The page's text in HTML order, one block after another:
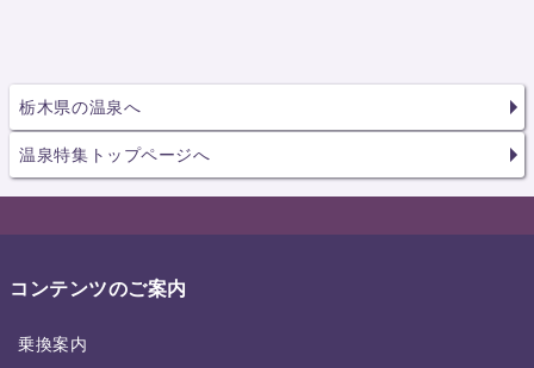
栃木県の温泉へ
温泉特集トップページへ
コンテンツのご案内
乗換案内